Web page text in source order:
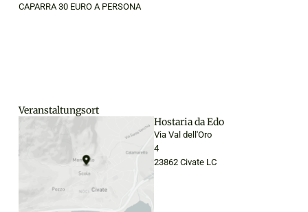
CAPARRA 30 EURO A PERSONA
Veranstaltungsort
Hostaria da Edo
Via Val dell'Oro
4
23862 Civate LC